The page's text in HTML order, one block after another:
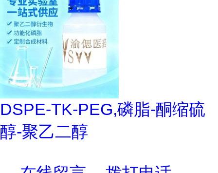
DSPE-TK-PEG,磷脂-酮缩硫
醇-聚乙二醇